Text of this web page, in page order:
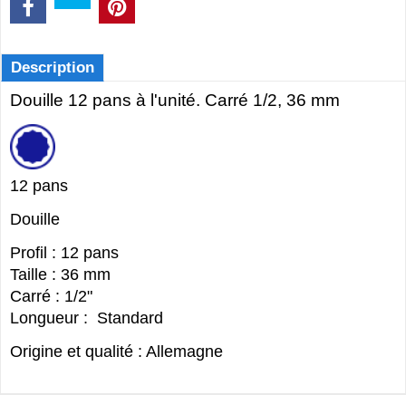
Description
Douille 12 pans à l'unité. Carré 1/2, 36 mm
12 pans
Douille
Profil : 12 pans
Taille : 36 mm
Carré : 1/2"
Longueur : Standard
Origine et qualité : Allemagne